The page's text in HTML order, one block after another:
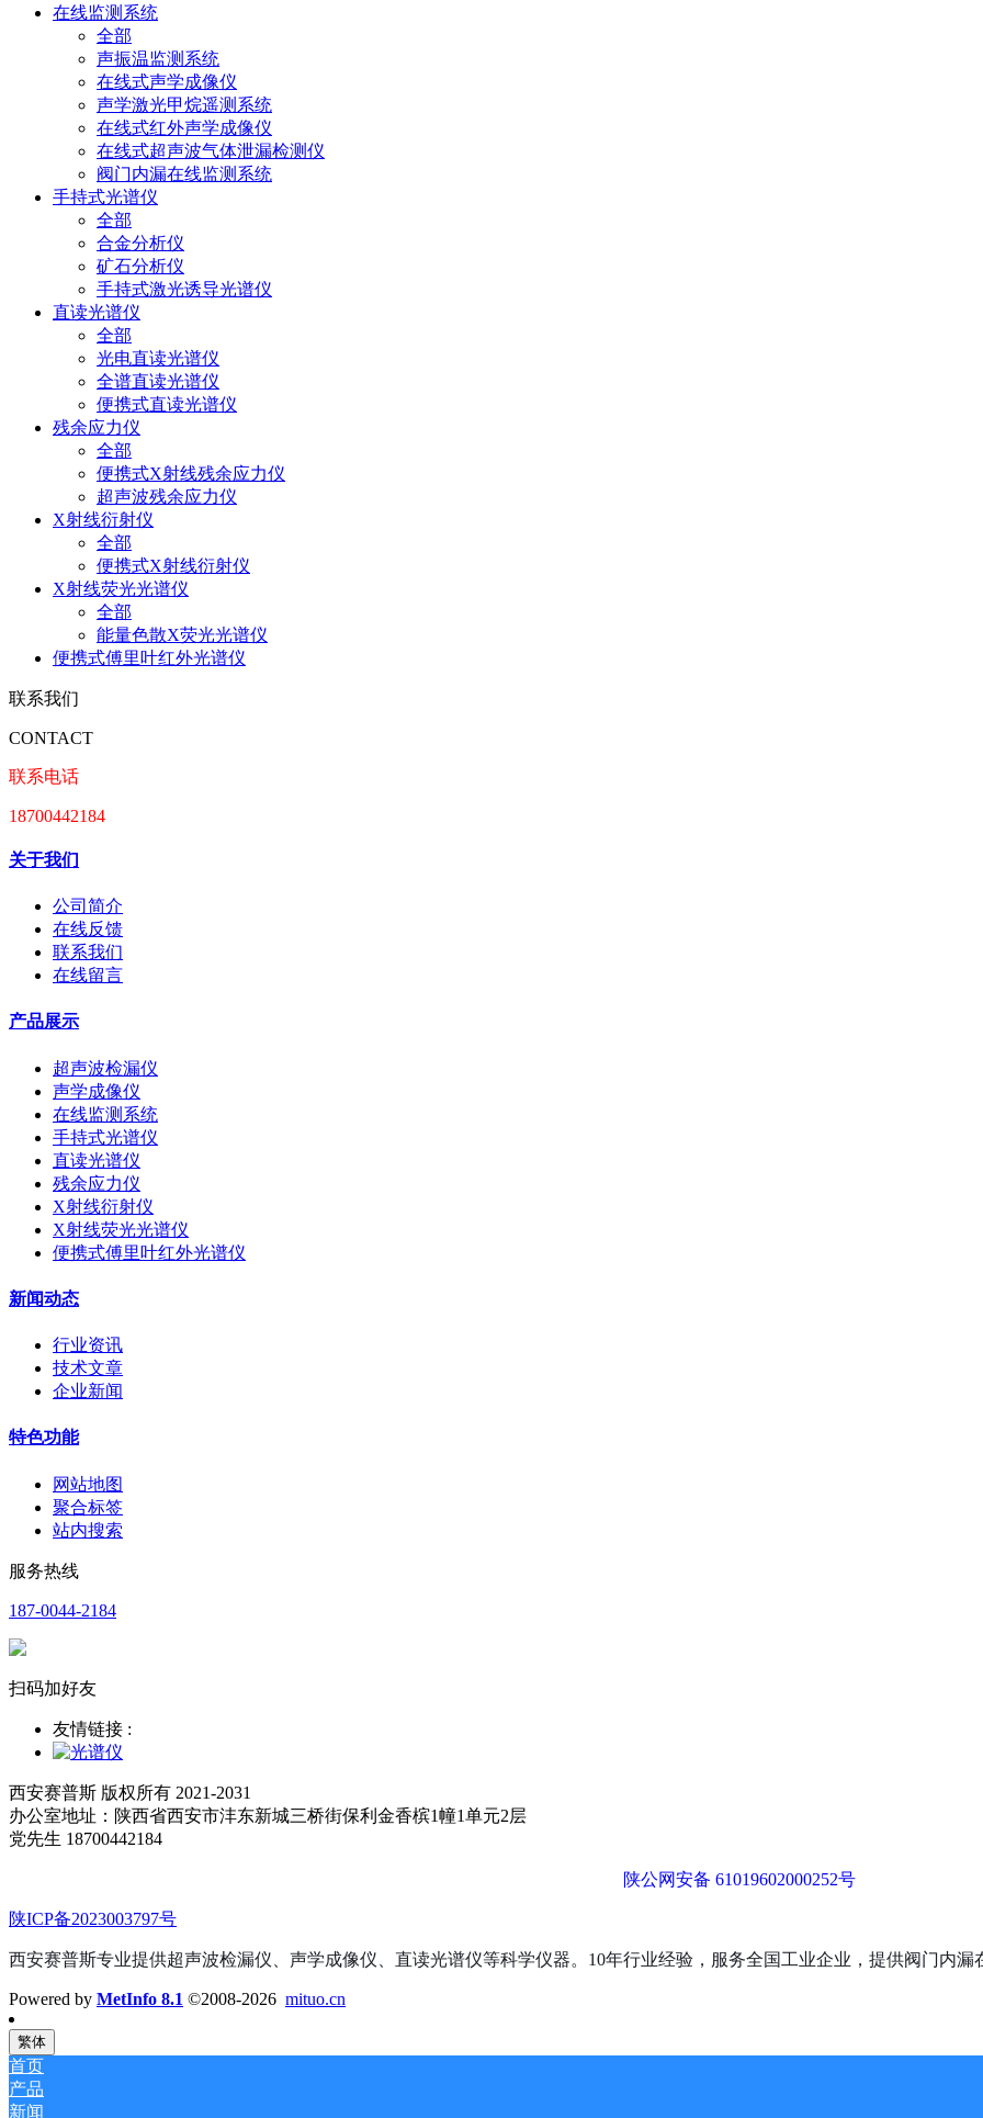
在线监测系统
全部
声振温监测系统
在线式声学成像仪
声学激光甲烷遥测系统
在线式红外声学成像仪
在线式超声波气体泄漏检测仪
阀门内漏在线监测系统
手持式光谱仪
全部
合金分析仪
矿石分析仪
手持式激光诱导光谱仪
直读光谱仪
全部
光电直读光谱仪
全谱直读光谱仪
便携式直读光谱仪
残余应力仪
全部
便携式X射线残余应力仪
超声波残余应力仪
X射线衍射仪
全部
便携式X射线衍射仪
X射线荧光光谱仪
全部
能量色散X荧光光谱仪
便携式傅里叶红外光谱仪
联系我们
CONTACT
联系电话
18700442184
关于我们
公司简介
在线反馈
联系我们
在线留言
产品展示
超声波检漏仪
声学成像仪
在线监测系统
手持式光谱仪
直读光谱仪
残余应力仪
X射线衍射仪
X射线荧光光谱仪
便携式傅里叶红外光谱仪
新闻动态
行业资讯
技术文章
企业新闻
特色功能
网站地图
聚合标签
站内搜索
服务热线
187-0044-2184
扫码加好友
友情链接 :
西安赛普斯 版权所有 2021-2031
办公室地址：陕西省西安市沣东新城三桥街保利金香槟1幢1单元2层
党先生 18700442184
陕公网安备 61019602000252号
陕ICP备2023003797号
西安赛普斯专业提供超声波检漏仪、声学成像仪、直读光谱仪等科学仪器。10年行业经验，服务全国工业企业，提供阀门内漏
Powered by MetInfo 8.1 ©2008-2026 mituo.cn
繁体
首页
产品
新闻